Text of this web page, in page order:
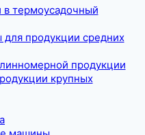
в термоусадочный
продукции средних
продукции
крупных